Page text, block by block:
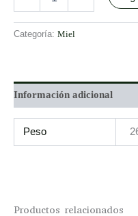
Categoría: Miel
Información adicional
Peso
Productos relacionados